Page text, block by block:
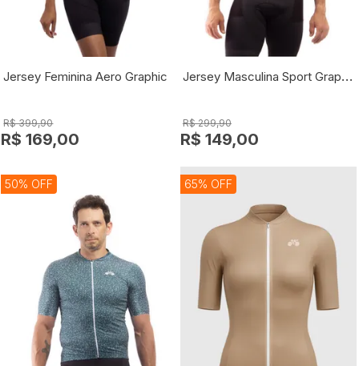
Jersey Feminina Aero Graphic
R$ 399,90
R$ 169,00
Jersey Masculina Sport Graphic
R$ 299,90
R$ 149,00
50% OFF 65% OFF